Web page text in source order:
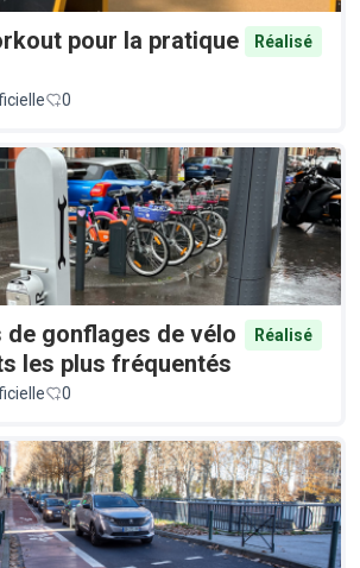
pour la pratique
Réalisé
0
de gonflages de vélo
les plus fréquentés
Réalisé
0